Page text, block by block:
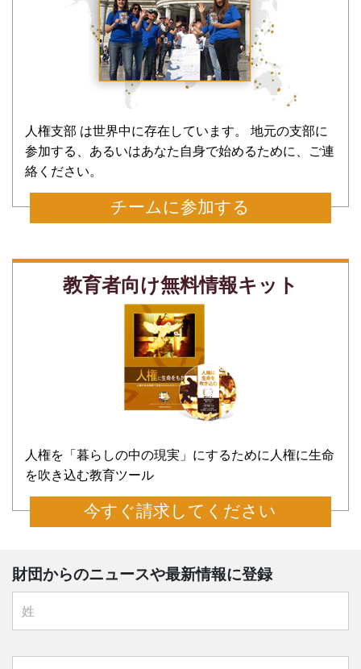
いえ、いいです
人権支部 は世界中に存在しています。 地元の支部に
参加する、あるいはあなた自身で始めるために、ご連
絡ください。
チームに参加する
教育者向け無料情報キット
人権を「暮らしの中の現実」にするために人権に生命
を吹き込む教育ツール
今すぐ請求してください
財団からのニュースや最新情報に登録